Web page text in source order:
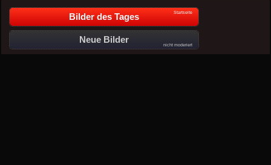
Bilder des Tages Startseite
Neue Bilder
nicht moderiert